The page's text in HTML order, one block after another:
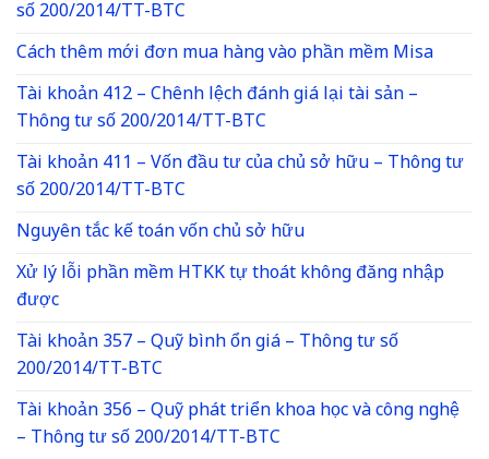
số 200/2014/TT-BTC
Cách thêm mới đơn mua hàng vào phần mềm Misa
Tài khoản 412 – Chênh lệch đánh giá lại tài sản –
Thông tư số 200/2014/TT-BTC
Tài khoản 411 – Vốn đầu tư của chủ sở hữu – Thông tư
số 200/2014/TT-BTC
Nguyên tắc kế toán vốn chủ sở hữu
Xử lý lỗi phần mềm HTKK tự thoát không đăng nhập
được
Tài khoản 357 – Quỹ bình ổn giá – Thông tư số
200/2014/TT-BTC
Tài khoản 356 – Quỹ phát triển khoa học và công nghệ
– Thông tư số 200/2014/TT-BTC